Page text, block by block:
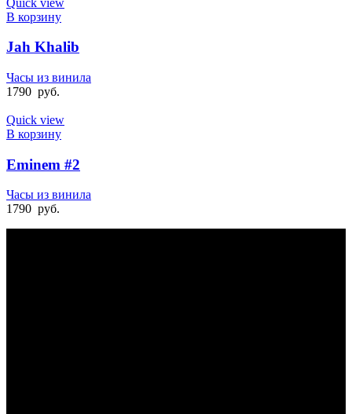
В корзину
Jah Khalib
Часы из винила
1790 руб.
Quick view
В корзину
Eminem #2
Часы из винила
1790 руб.